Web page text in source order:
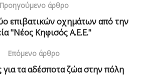
Προηγούμενο άρθρο
επιβατικών οχημάτων από την
"Νέος Κηφισός Α.Ε.Ε."
Επόμενο άρθρο
τα αδέσποτα ζώα στην πόλη